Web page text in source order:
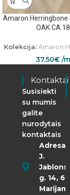
Amaron Herringbone
OAK CA
Kolekcija:Amaron
37.50€ /m
Kontaktai
Susisiekti
su mumis
galite
nurodytais
kontaktais
Adresas:
J.
g. 14,